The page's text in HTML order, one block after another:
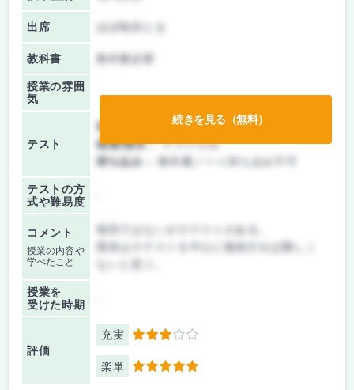
出席 ほぼ毎回とる
教科書 教科書必要
授業の雰囲
気
テスト
前期/中間：
テストのみ
後期/期末：テストのみ
持ち込み：
教科書ノート持ち込み不可
テストの方
式や難易度
コメント
授業の内容や
学べたこと
毎回ではないが小テストがある。
期末は小テストを中心に勉強すれば難しく
授業を
受けた時期
評価
充実 3
楽単 5
続きを見る（無料）